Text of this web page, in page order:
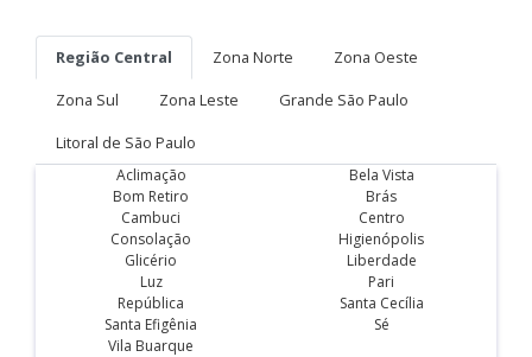
Região Central Zona Norte
Zona Oeste
Zona Sul
Zona Leste
Grande São Paulo
Litoral de São Paulo
Aclimação
Bela Vista
Bom Retiro
Brás
Cambuci
Centro
Consolação
Higienópolis
Glicério
Liberdade
Luz
Pari
República
Santa Cecília
Santa Efigênia
Sé
Vila Buarque